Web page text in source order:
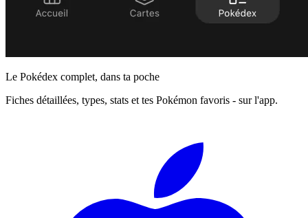
Le Pokédex complet, dans ta poche
Fiches détaillées, types, stats et tes Pokémon favoris - sur l'app.